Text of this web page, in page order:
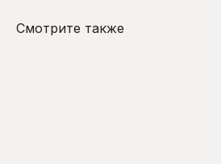
Смотрите также